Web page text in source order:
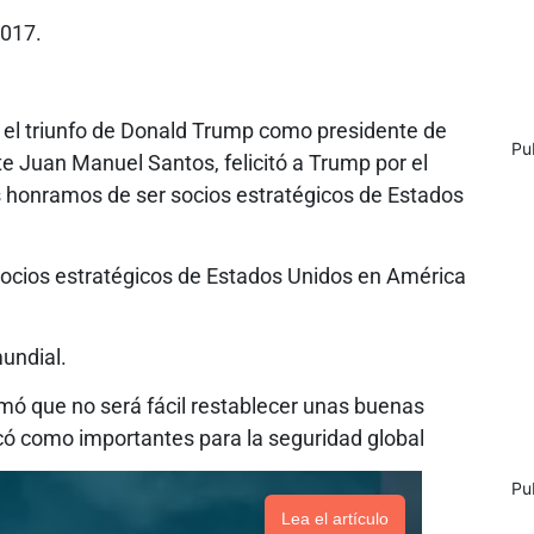
triunfo de Donald Trump como presidente de
Juan Manuel Santos, felicitó a Trump por el
de ser socios estratégicos de Estados
estratégicos de Estados Unidos en América
que no será fácil restablecer unas buenas
como importantes para la seguridad global
Lea el artículo